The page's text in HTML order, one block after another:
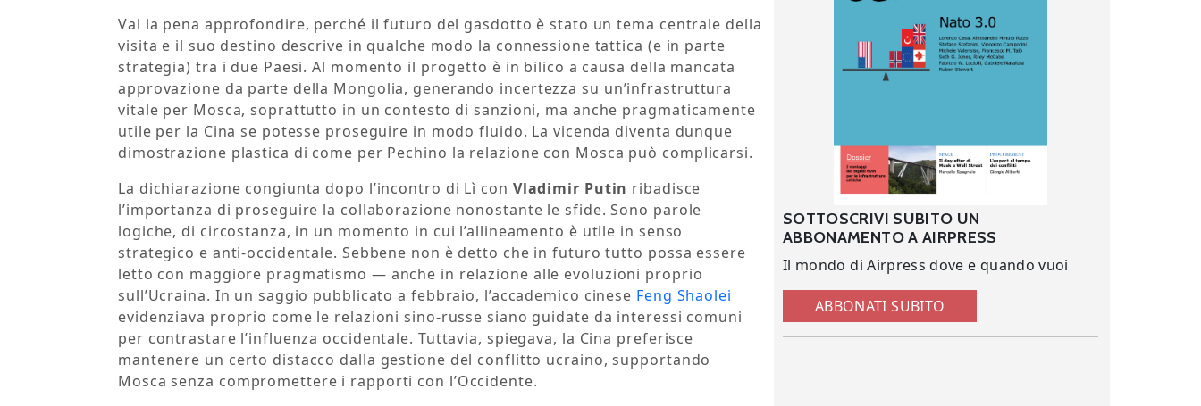
Val la pena approfondire, perché il futuro del gasdotto è stato un tema centrale della
visita e il suo destino descrive in qualche modo la connessione tattica (e in parte
strategia) tra i due Paesi. Al momento il progetto è in bilico a causa della mancata
approvazione da parte della Mongolia, generando incertezza su un’infrastruttura
vitale per Mosca, soprattutto in un contesto di sanzioni, ma anche pragmaticamente
utile per la Cina se potesse proseguire in modo fluido. La vicenda diventa dunque
dimostrazione plastica di come per Pechino la relazione con Mosca può complicarsi.
La dichiarazione congiunta dopo l’incontro di Lì con Vladimir Putin ribadisce
l’importanza di proseguire la collaborazione nonostante le sfide. Sono parole
logiche, di circostanza, in un momento in cui l’allineamento è utile in senso
strategico e anti-occidentale. Sebbene non è detto che in futuro tutto possa essere
letto con maggiore pragmatismo — anche in relazione alle evoluzioni proprio
sull’Ucraina. In un saggio pubblicato a febbraio, l’accademico cinese Feng Shaolei
evidenziava proprio come le relazioni sino-russe siano guidate da interessi comuni
per contrastare l’influenza occidentale. Tuttavia, spiegava, la Cina preferisce
mantenere un certo distacco dalla gestione del conflitto ucraino, supportando
Mosca senza compromettere i rapporti con l’Occidente.
SOTTOSCRIVI SUBITO UN
ABBONAMENTO A AIRPRESS
Il mondo di Airpress dove e quando vuoi
ABBONATI SUBITO